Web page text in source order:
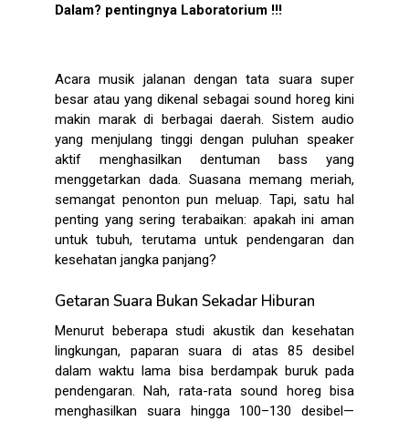
Dalam? pentingnya Laboratorium !!!
Acara musik jalanan dengan tata suara super
besar atau yang dikenal sebagai sound horeg kini
makin marak di berbagai daerah. Sistem audio
yang menjulang tinggi dengan puluhan speaker
aktif menghasilkan dentuman bass yang
menggetarkan dada. Suasana memang meriah,
semangat penonton pun meluap. Tapi, satu hal
penting yang sering terabaikan: apakah ini aman
untuk tubuh, terutama untuk pendengaran dan
kesehatan jangka panjang?
Getaran Suara Bukan Sekadar Hiburan
Menurut beberapa studi akustik dan kesehatan
lingkungan, paparan suara di atas 85 desibel
dalam waktu lama bisa berdampak buruk pada
pendengaran. Nah, rata-ratasound horeg bisa
menghasilkan suara hingga 100–130 desibel—